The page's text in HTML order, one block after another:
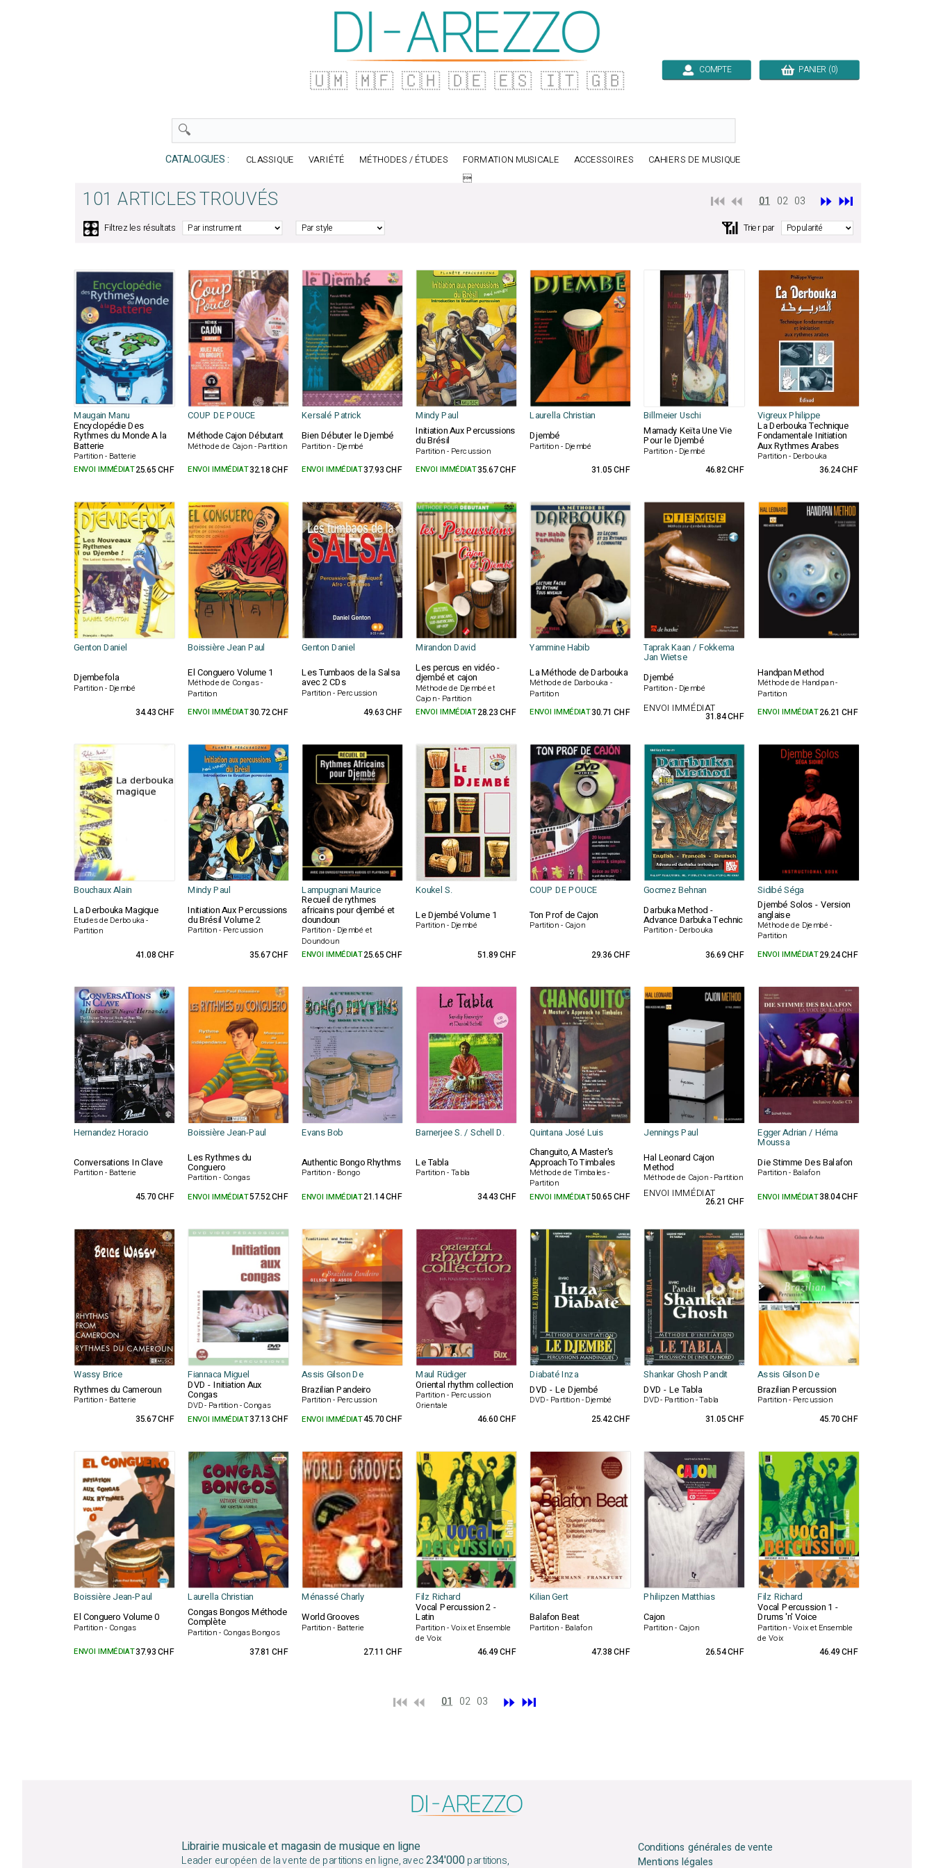
🇺🇲 🇲🇫 🇨🇭 🇩🇪 🇪🇸 🇮🇹 🇬🇧 COMPTE PANIER (0)
CATALOGUES : CLASSIQUE VARIÉTÉ MÉTHODES / ÉTUDES FORMATION MUSICALE ACCESSOIRES
CAHIERS DE MUSIQUE

101 ARTICLES TROUVÉS ⏮️ ⏪ 01 02 03 ⏩ ⏭️
🎛️ Filtrez les résultats 📶 Trier par
Maugain Manu COUP DE POUCE Kersalé Patrick Mindy Paul Laurella Christian Billmeier Uschi Vigreux Philippe
Encyclopédie Des
Rythmes du Monde A la
Batterie
Partition - Batterie
Méthode Cajon Débutant
Méthode de Cajon - Partition
Bien Débuter le Djembé
Partition - Djembé
Initiation Aux Percussions
du Brésil
Partition - Percussion
Djembé
Partition - Djembé
Mamady Keïta Une Vie
Pour le Djembé
Partition - Djembé
La Derbouka Technique
Fondamentale Initiation
Aux Rythmes Arabes
Partition - Derbouka
ENVOI IMMÉDIAT25.65 CHF ENVOI IMMÉDIAT32.18 CHF ENVOI IMMÉDIAT37.93 CHF ENVOI IMMÉDIAT35.67 CHF 31.05 CHF 46.82 CHF 36.24 CHF
Genton Daniel Boissière Jean Paul Genton Daniel Mirandon David Yammine Habib Taprak Kaan / Fokkema
Jan Wietse
Djembefola
Partition - Djembé
El Conguero Volume 1
Méthode de Congas -
Partition
Les Tumbaos de la Salsa
avec 2 CDs
Partition - Percussion
Les percus en vidéo -
djembé et cajon
Méthode de Djembé et
Cajon - Partition
La Méthode de Darbouka
Méthode de Darbouka -
Partition
Djembé
Partition - Djembé
Handpan Method
Méthode de Handpan -
Partition
34.43 CHF ENVOI IMMÉDIAT30.72 CHF 49.63 CHF ENVOI IMMÉDIAT28.23 CHF ENVOI IMMÉDIAT30.71 CHF ENVOI IMMÉDIAT
31.84 CHF ENVOI IMMÉDIAT26.21 CHF
Bouchaux Alain Mindy Paul Lampugnani Maurice Koukel S. COUP DE POUCE Gocmez Behnan Sidibé Séga
La Derbouka Magique
Etudes de Derbouka -
Partition
Initiation Aux Percussions
du Brésil Volume 2
Partition - Percussion
Recueil de rythmes
africains pour djembé et
doundoun
Partition - Djembé et
Doundoun
Le Djembé Volume 1
Partition - Djembé
Ton Prof de Cajon
Partition - Cajon
Darbuka Method -
Advance Darbuka Technic
Partition - Derbouka
Djembé Solos - Version
anglaise
Méthode de Djembé -
Partition
41.08 CHF 35.67 CHF ENVOI IMMÉDIAT25.65 CHF 51.89 CHF 29.36 CHF 36.69 CHF ENVOI IMMÉDIAT29.24 CHF
Hernandez Horacio Boissière Jean-Paul Evans Bob Barnerjee S. / Schell D. Quintana José Luis Jennings Paul Egger Adrian / Héma
Moussa
Conversations In Clave
Partition - Batterie
Les Rythmes du
Conguero
Partition - Congas
Authentic Bongo Rhythms
Partition - Bongo
Le Tabla
Partition - Tabla
Changuito, A Master's
Approach To Timbales
Méthode de Timbales -
Partition
Hal Leonard Cajon
Method
Méthode de Cajon - Partition
Die Stimme Des Balafon
Partition - Balafon
45.70 CHF ENVOI IMMÉDIAT57.52 CHF ENVOI IMMÉDIAT21.14 CHF 34.43 CHF ENVOI IMMÉDIAT50.65 CHF ENVOI IMMÉDIAT
26.21 CHF ENVOI IMMÉDIAT38.04 CHF
Wassy Brice Fiannaca Miguel Assis Gilson De Maul Rüdiger Diabaté Inza Shankar Ghosh Pandit
Assis Gilson De
Rythmes du Cameroun
Partition - Batterie
DVD - Initiation Aux
Congas
DVD - Partition - Congas
Brazilian Pandeiro
Partition - Percussion
Oriental rhythm collection
Partition - Percussion
Orientale
DVD - Le Djembé
DVD - Partition - Djembé
DVD - Le Tabla
DVD - Partition - Tabla
Brazilian Percussion
Partition - Percussion
35.67 CHF ENVOI IMMÉDIAT37.13 CHF ENVOI IMMÉDIAT45.70 CHF 46.60 CHF 25.42 CHF 31.05 CHF 45.70 CHF
Boissière Jean-Paul Laurella Christian Ménassé Charly Filz Richard Kilian Gert Philipzen Matthias
Filz Richard
El Conguero Volume 0
Partition - Congas
Congas Bongos Méthode
Complète
Partition - Congas Bongos
World Grooves
Partition - Batterie
Vocal Percussion 2 -
Latin
Partition - Voix et Ensemble
de Voix
Balafon Beat
Partition - Balafon
Cajon
Partition - Cajon
Vocal Percussion 1 -
Drums 'n' Voice
Partition - Voix et Ensemble
de Voix
ENVOI IMMÉDIAT37.93 CHF 37.81 CHF 27.11 CHF 46.49 CHF 47.38 CHF 26.54 CHF 46.49 CHF
⏮️ ⏪ 01 02 03 ⏩ ⏭️
Librairie musicale et magasin de musique en ligne
Leader européen de la vente de partitions en ligne, avec234'000partitions,
Conditions générales de vente
Mentions légales